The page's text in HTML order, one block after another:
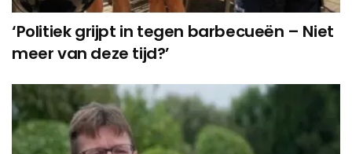
‘Politiek grijpt in tegen barbecueën – Niet
meer van deze tijd?’